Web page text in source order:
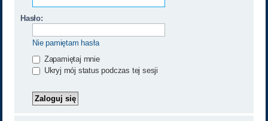
Hasło:
Nie pamiętam hasła
Zapamiętaj mnie
Ukryj mój status podczas tej sesji